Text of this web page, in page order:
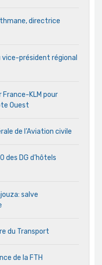
directrice
vice-président régional
France-KLM pour
Ouest
de l’Aviation civile
des DG d’hôtels
salve
du Transport
de la FTH